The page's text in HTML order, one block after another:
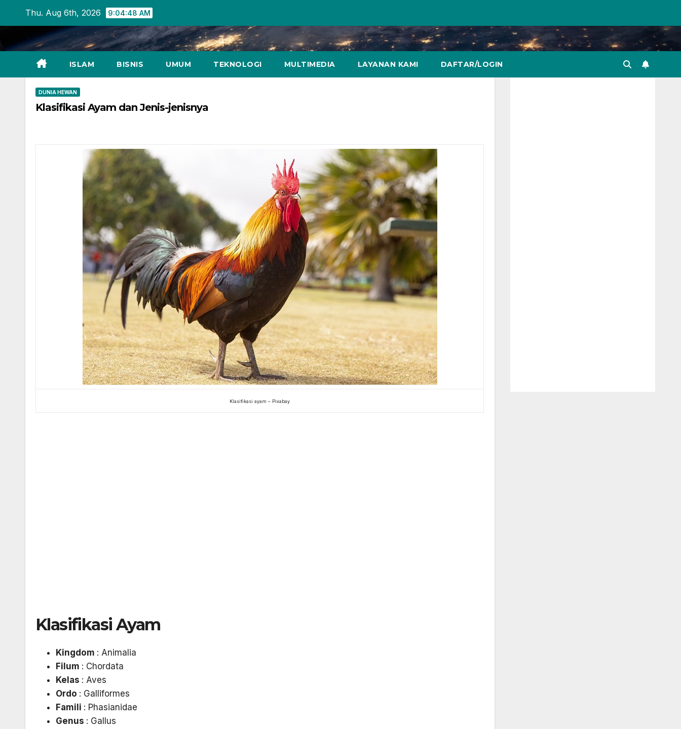
content
Thu. Aug 6th, 2026 9:04:49 AM
ISLAM BISNIS UMUM TEKNOLOGI MULTIMEDIA LAYANAN KAMI DAFTAR/LOGIN
DUNIA HEWAN
Klasifikasi Ayam dan Jenis-jenisnya
Klasifikasi ayam – Pixabay
Klasifikasi Ayam
Kingdom : Animalia
Filum : Chordata
Kelas : Aves
Ordo : Galliformes
Famili : Phasianidae
Genus : Gallus